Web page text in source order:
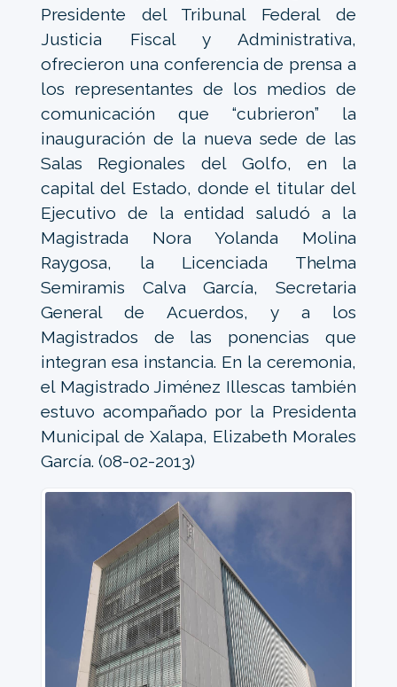
Presidente del Tribunal Federal de
Justicia Fiscal y Administrativa,
ofrecieron una conferencia de prensa a
los representantes de los medios de
comunicación que “cubrieron” la
inauguración de la nueva sede de las
Salas Regionales del Golfo, en la
capital del Estado, donde el titular del
Ejecutivo de la entidad saludó a la
Magistrada Nora Yolanda Molina
Raygosa, la Licenciada Thelma
Semiramis Calva García, Secretaria
General de Acuerdos, y a los
Magistrados de las ponencias que
integran esa instancia. En la ceremonia,
el Magistrado Jiménez Illescas también
estuvo acompañado por la Presidenta
Municipal de Xalapa, Elizabeth Morales
García. (08-02-2013)